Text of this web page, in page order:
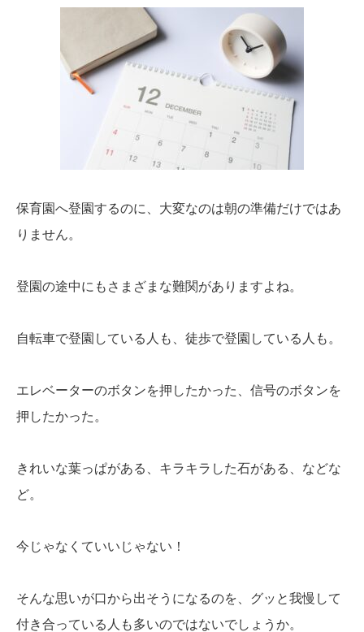
保育園へ登園するのに、大変なのは朝の準備だけではあ
りません。
登園の途中にもさまざまな難関がありますよね。
自転車で登園している人も、徒歩で登園している人も。
エレベーターのボタンを押したかった、信号のボタンを
押したかった。
きれいな葉っぱがある、キラキラした石がある、などな
ど。
今じゃなくていいじゃない！
そんな思いが口から出そうになるのを、グッと我慢して
付き合っている人も多いのではないでしょうか。